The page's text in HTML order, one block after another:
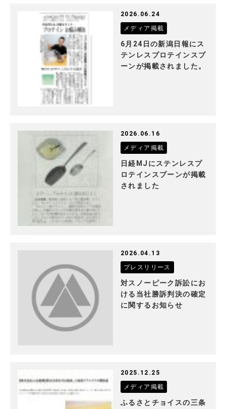
2026.06.24
メディア掲載
6月24日の新潟日報にス
テンレスプロテインスプ
ーンが掲載されました。
2026.06.16
メディア掲載
日経MJにステンレスプ
ロテインスプーンが掲載
されました
2026.04.13
プレスリリース
対スノーピーク訴訟にお
ける当社勝訴判決の確定
に関するお知らせ
2025.12.25
メディア掲載
ふるさとチョイスの三条